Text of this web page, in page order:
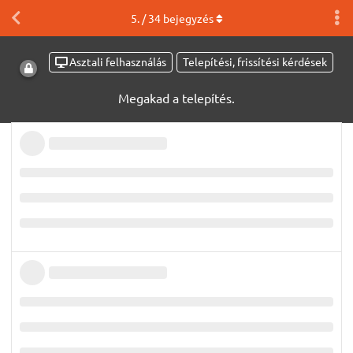
Asztali felhasználás Telepítési, frissítési kérdések
Megakad a telepítés.
5. /34bejegyzés